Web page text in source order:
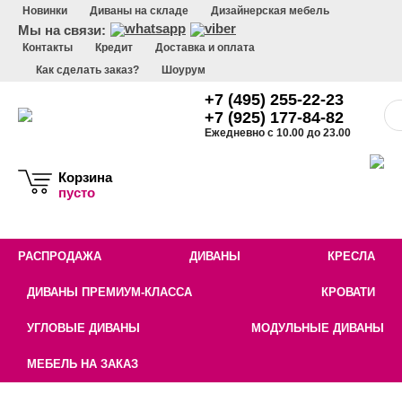
Новинки Диваны на складе Дизайнерская мебель
Мы на связи:
Контакты Кредит
Доставка и оплата
Как сделать заказ?
Шоурум
+7 (495) 255-22-23
+7 (925) 177-84-82
Ежедневно с 10.00 до 23.00
Корзина
пусто
РАСПРОДАЖА ДИВАНЫ КРЕСЛА
ДИВАНЫ ПРЕМИУМ-КЛАССА КРОВАТИ
УГЛОВЫЕ ДИВАНЫ МОДУЛЬНЫЕ ДИВАНЫ
МЕБЕЛЬ НА ЗАКАЗ